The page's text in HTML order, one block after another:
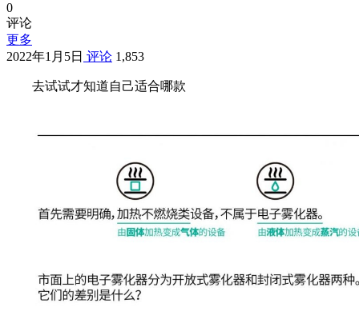
0
评论
更多
2022年1月5日 评论 1,853
去试试才知道自己适合哪款